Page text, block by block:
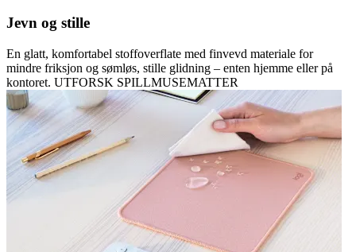
Jevn og stille
En glatt, komfortabel stoffoverflate med finvevd materiale for
mindre friksjon og sømløs, stille glidning – enten hjemme eller på
kontoret. UTFORSK SPILLMUSEMATTER